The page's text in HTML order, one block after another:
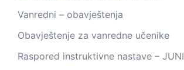
Vanredni – obavještenja
Obavještenje za vanredne učenike
Raspored instruktivne nastave – JUNI